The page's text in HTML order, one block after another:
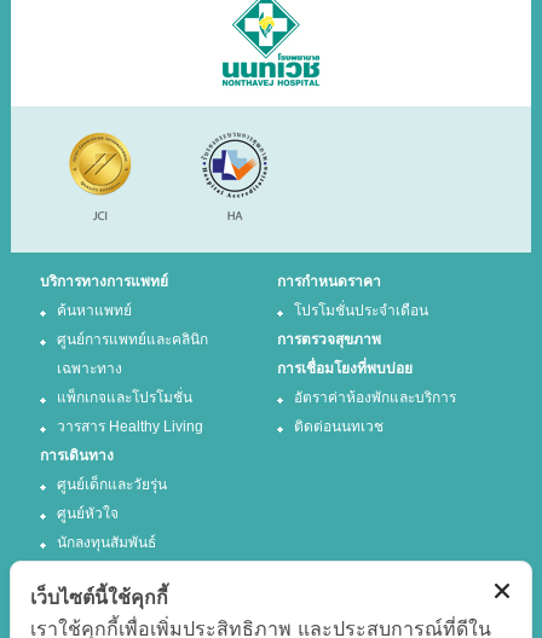
บริการทางการแพทย์
ค้นหาแพทย์
ศูนย์การแพทย์และคลินิก
เฉพาะทาง
แพ็กเกจและโปรโมชั่น
วารสาร Healthy Living
การกำหนดราคา
โปรโมชั่นประจำเดือน
การตรวจสุขภาพ
การเชื่อมโยงที่พบบ่อย
อัตราค่าห้องพักและบริการ
ติดต่อนนทเวช
การเดินทาง
ศูนย์เด็กและวัยรุ่น
ศูนย์หัวใจ
นักลงทุนสัมพันธ์
เว็บไซต์นี้ใช้คุกกี้
เราใช้คุกกี้เพื่อเพิ่มประสิทธิภาพ และประสบการณ์ที่ดีใน